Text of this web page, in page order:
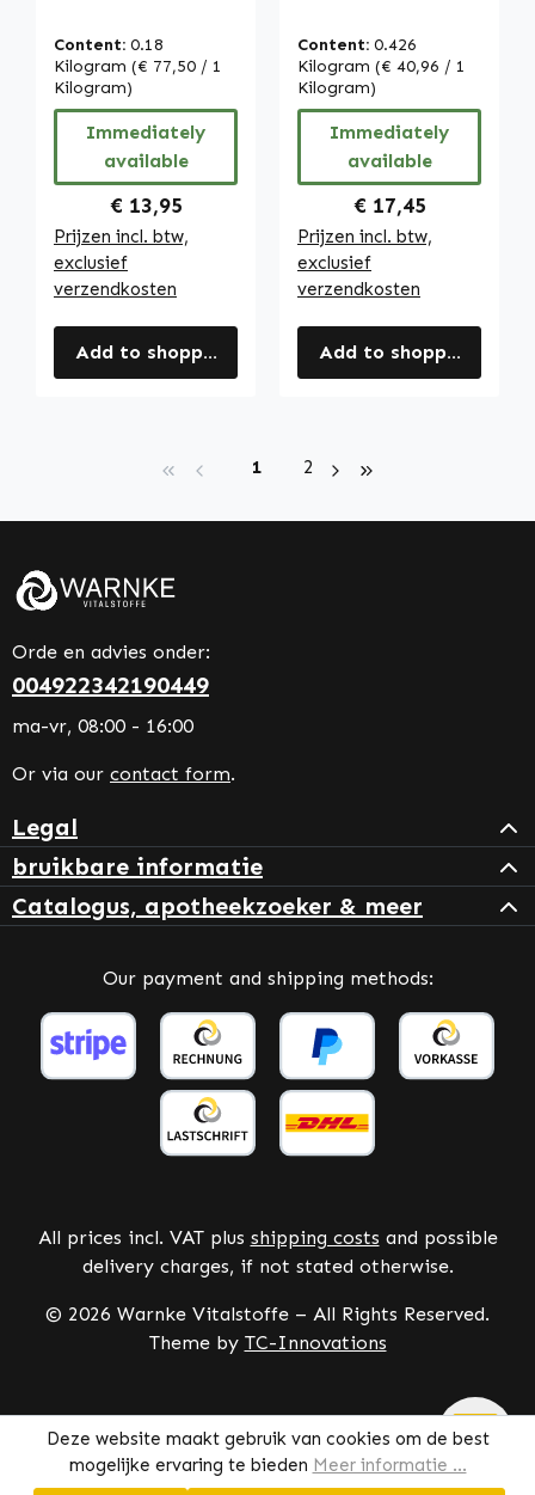
slikken - van soja
- GMO-vrij -
hooggedoseerd |
Warnke
Vitalstoffe
Content: 0.18
Kilogram (€ 77,50 / 1
Kilogram)
Immediately
available
Regular price:
€ 13,95
Prijzen incl. btw,
exclusief
verzendkosten
Add to shopping cart
9 & vitamine E -
voor
celbescherming |
Warnke
Vitalstoffe
Content: 0.426
Kilogram (€ 40,96 / 1
Kilogram)
Immediately
available
Regular price:
€ 17,45
Prijzen incl. btw,
exclusief
verzendkosten
Add to shopping cart
Page
1 Page
2
Orde en advies onder:
004922342190449
ma-vr, 08:00 - 16:00
Or via our contact form.
Legal
bruikbare informatie
Catalogus, apotheekzoeker & meer
Our payment and shipping methods:
All prices incl. VAT plus shipping costs and possible
delivery charges, if not stated otherwise.
© 2026 Warnke Vitalstoffe – All Rights Reserved.
Theme by TC-Innovations
Deze website maakt gebruik van cookies om de best
mogelijke ervaring te bieden Meer informatie ...